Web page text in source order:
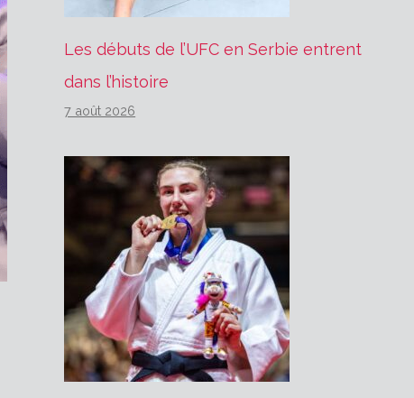
Les débuts de l’UFC en Serbie entrent
dans l’histoire
7 août 2026